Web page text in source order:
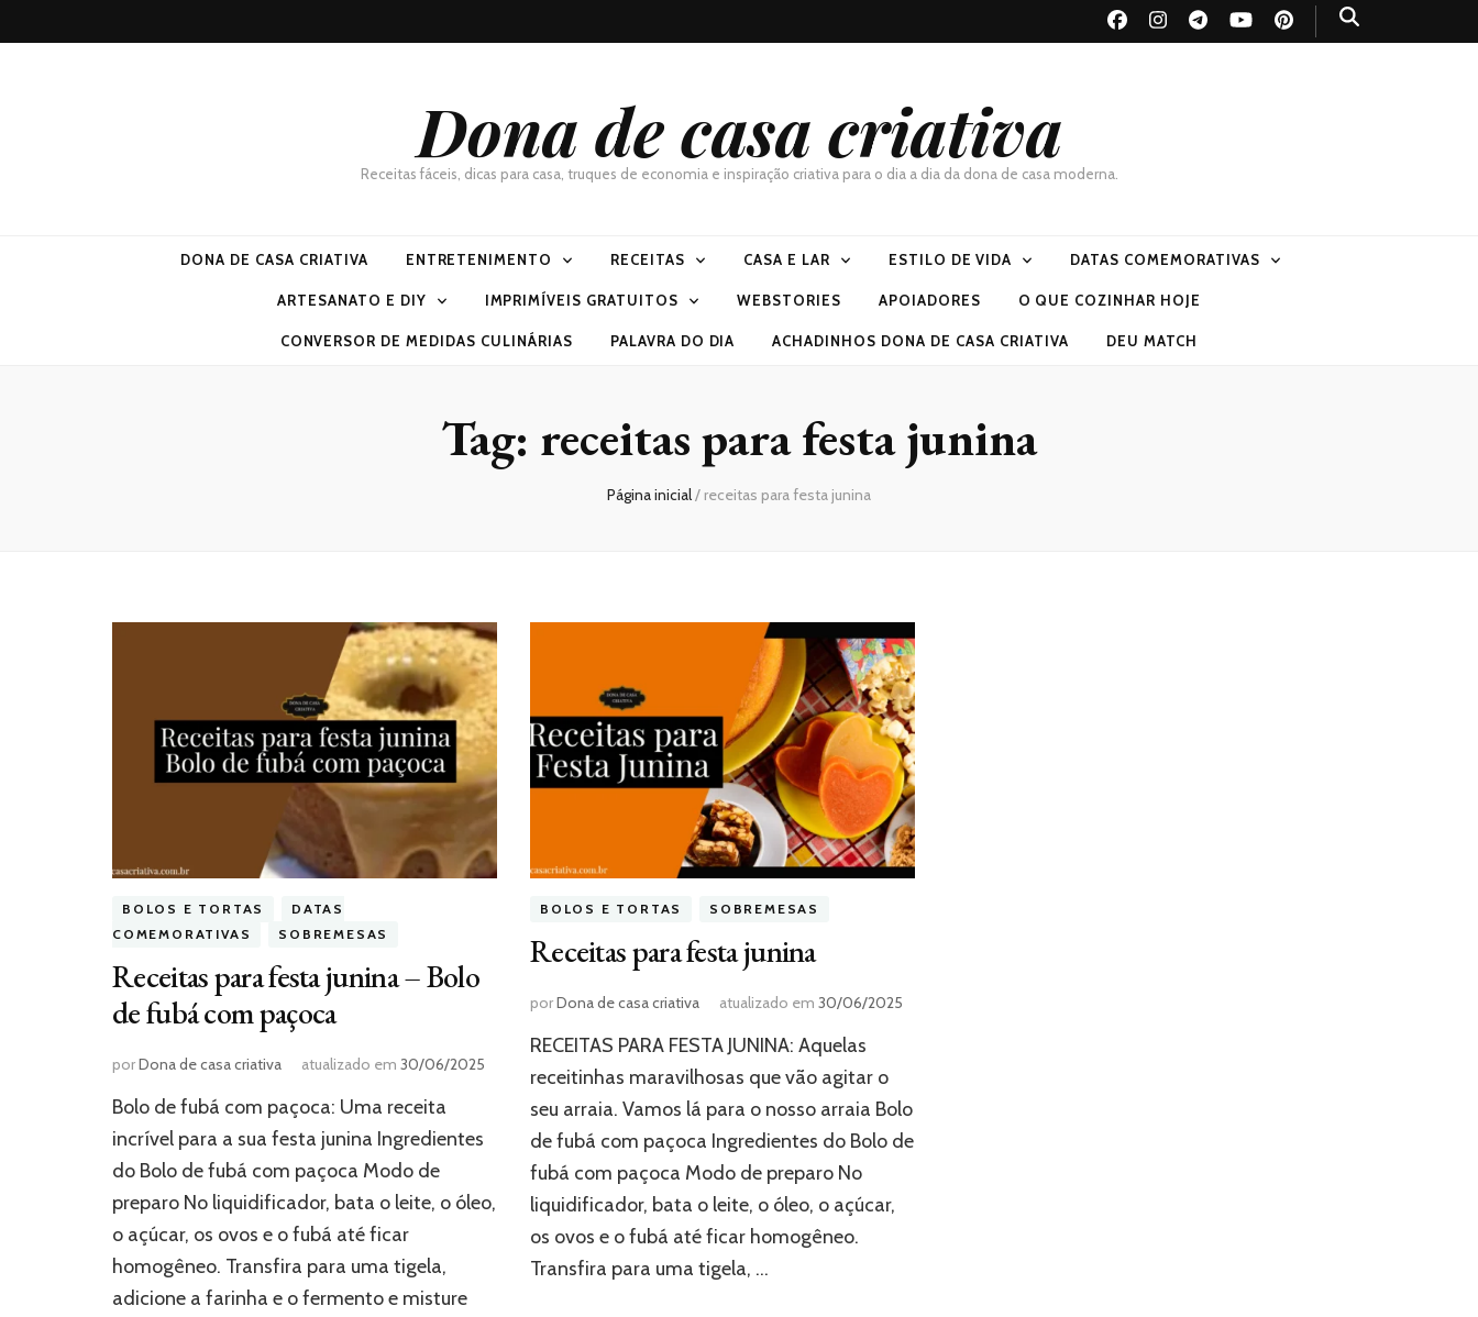
Dona de casa criativa
Receitas fáceis, dicas para casa, truques de economia e inspiração criativa para o dia a dia da dona de casa moderna.
DONA DE CASA CRIATIVA ENTRETENIMENTO RECEITAS CASA E LAR ESTILO DE VIDA DATAS COMEMORATIVAS
ARTESANATO E DIY IMPRIMÍVEIS GRATUITOS WEBSTORIES APOIADORES O QUE COZINHAR HOJE
CONVERSOR DE MEDIDAS CULINÁRIAS PALAVRA DO DIA ACHADINHOS DONA DE CASA CRIATIVA DEU MATCH
Tag: receitas para festa junina
Página inicial/ receitas para festa junina
BOLOS E TORTAS
DATAS
COMEMORATIVAS
SOBREMESAS
Receitas para festa junina – Bolo
de fubá com paçoca
porDona de casa criativa atualizado em 30/06/2025
Bolo de fubá com paçoca: Uma receita
incrível para a sua festa junina Ingredientes
do Bolo de fubá com paçoca Modo de
preparo No liquidificador, bata o leite, o óleo,
o açúcar, os ovos e o fubá até ficar
homogêneo. Transfira para uma tigela,
adicione a farinha e o fermento e misture
BOLOS E TORTAS SOBREMESAS
Receitas para festa junina
porDona de casa criativa atualizado em 30/06/2025
RECEITAS PARA FESTA JUNINA: Aquelas
receitinhas maravilhosas que vão agitar o
seu arraia. Vamos lá para o nosso arraia Bolo
de fubá com paçoca Ingredientes do Bolo de
fubá com paçoca Modo de preparo No
liquidificador, bata o leite, o óleo, o açúcar,
os ovos e o fubá até ficar homogêneo.
Transfira para uma tigela, …